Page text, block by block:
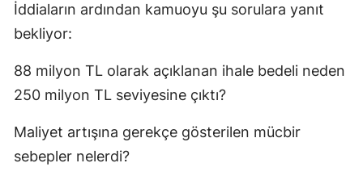
İddiaların ardından kamuoyu şu sorulara yanıt
bekliyor:
88 milyon TL olarak açıklanan ihale bedeli neden
250 milyon TL seviyesine çıktı?
Maliyet artışına gerekçe gösterilen mücbir
sebepler nelerdi?